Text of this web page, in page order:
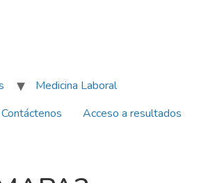
Medicina Laboral
Contáctenos
Acceso a resultados